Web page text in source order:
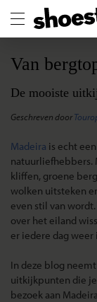
Van
De mooiste
Geschreven door
Madeira is echt
natuurliefhebbers.
kliffen, groene
wolken uitsteken
even stil van
over het eiland
er iedere dag
In deze blog
uitkijkpunten die
bezoek aan